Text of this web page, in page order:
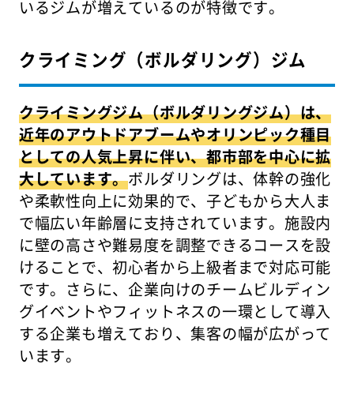
いるジムが増えているのが特徴です。
クライミング（ボルダリング）ジム
クライミングジム（ボルダリングジム）は、
近年のアウトドアブームやオリンピック種目
としての人気上昇に伴い、都市部を中心に拡
大しています。ボルダリングは、体幹の強化
や柔軟性向上に効果的で、子どもから大人ま
で幅広い年齢層に支持されています。施設内
に壁の高さや難易度を調整できるコースを設
けることで、初心者から上級者まで対応可能
です。さらに、企業向けのチームビルディン
グイベントやフィットネスの一環として導入
する企業も増えており、集客の幅が広がって
います。